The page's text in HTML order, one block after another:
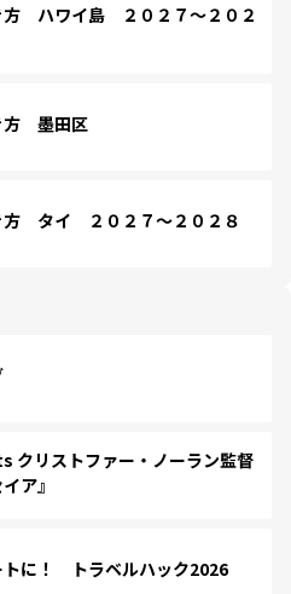
ハワイ島 ２０２７～２０２
方 墨田区
タイ ２０２７～２０２８
クリストファー・ノーラン監督
ア』
トに！ トラベルハック2026